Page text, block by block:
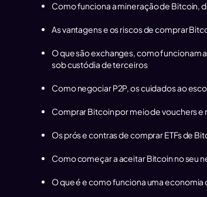
Como funciona a mineração de Bitcoin,
As vantagens e os riscos de comprar
O que são exchanges, como funcionam
sob custódia de terceiros
Como negociar P2P, os cuidados ao
Comprar Bitcoin por meio de vouchers
Os prós e contras de comprar ETFs de
Como começar a aceitar Bitcoin no seu
O que é e como funciona uma